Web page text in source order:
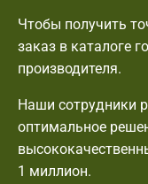
Чтобы получить
заказ в каталоге
производителя.
Наши сотрудники
оптимальное
1 миллион.